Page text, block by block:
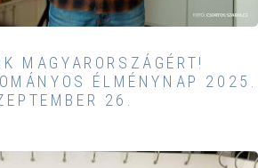
MAGYARORSZÁGÉRT!
ÉLMÉNYNAP 2025.
26.